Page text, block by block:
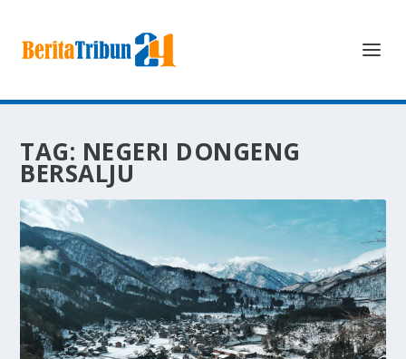
TAG: NEGERI DONGENG
BERSALJU